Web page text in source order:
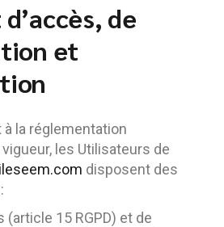
de
et
la réglementation
les Utilisateurs de
disposent des
(article 15 RGPD) et de